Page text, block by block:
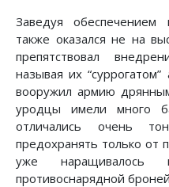
Заведуя обеспечением
также оказался не на
препятствовал
называя их
вооружил армию
уродцы имели много
отличались очень
предохранять только от
уже наращивалось
противоснарядной